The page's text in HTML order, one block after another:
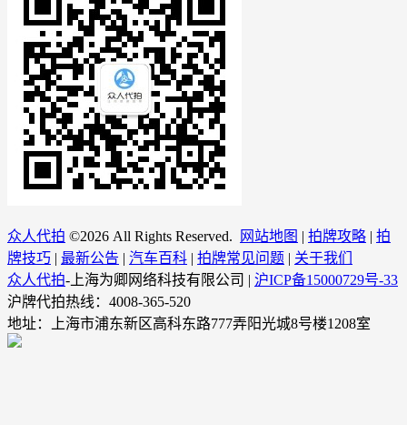
众人代拍 ©2026 All Rights Reserved. 网站地图 | 拍牌攻略 | 拍
牌技巧 | 最新公告 | 汽车百科 | 拍牌常见问题 | 关于我们
众人代拍-上海为卿网络科技有限公司 | 沪ICP备15000729号-33
沪牌代拍热线：4008-365-520
地址：上海市浦东新区高科东路777弄阳光城8号楼1208室